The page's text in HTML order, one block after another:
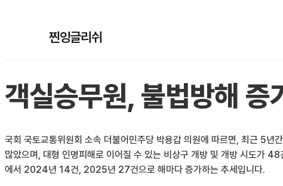
찐잉글리쉬
객실승무원, 불법방해 증
국회 국토교통위원회 소속 더불어민주당 박용갑 의원에 따르면, 최근 5
많았으며, 대형 인명피해로 이어질 수 있는 비상구 개방 및 개방 시도가
에서 2024년 14건, 2025년 27건으로 해마다 증가하는 추세입니다.